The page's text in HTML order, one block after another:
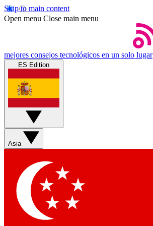
Skip to main content
Open menu Close main menu
mejores consejos tecnológicos en un solo lugar
ES Edition
Asia